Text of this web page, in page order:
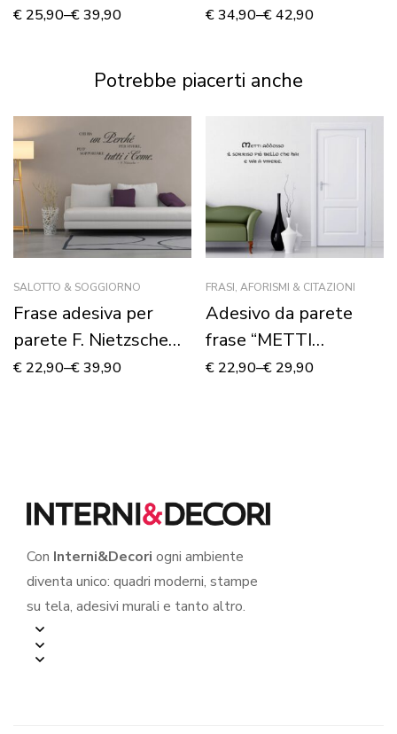
UNICORNO”
€ 25,90–€39,90
SOGNI” – Adesivo
€34,90–€42,90
Potrebbe piacerti anche
SALOTTO & SOGGIORNO
Frase adesiva per
parete F. Nietzsche
“CHI HA UN PERCHÉ
€ 22,90–€39,90
FRASI, AFORISMI & CITAZIONI
Adesivo da parete
frase “METTI
ADDOSSO UN
€ 22,90–€ 29,90
Con Interni&Decori ogni ambiente
diventa unico: quadri moderni, stampe
su tela, adesivi murali e tanto altro.